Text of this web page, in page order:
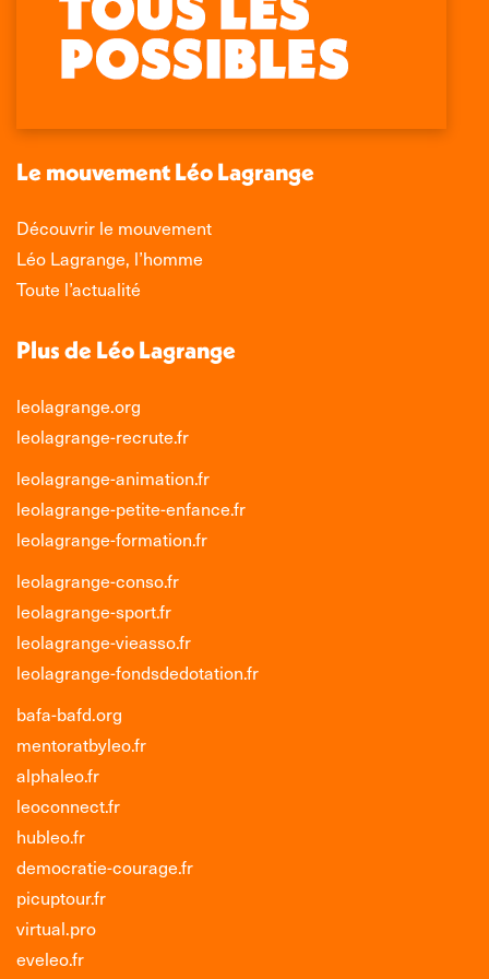
Facebook
s'ouvre
une
fenêtre
page
X
s'ouvre
une
fenêtre
page
LinkedIn
s'ouvre
une
fenêtre
page
Instagram
s'ouvre
une
nouvelle
fenêtre
Le mouvement Léo Lagrange
Découvrir le mouvement
Léo Lagrange, l’homme
Toute l’actualité
Plus de Léo Lagrange
leolagrange.org
leolagrange-recrute.fr
leolagrange-animation.fr
leolagrange-petite-enfance.fr
leolagrange-formation.fr
leolagrange-conso.fr
leolagrange-sport.fr
leolagrange-vieasso.fr
leolagrange-fondsdedotation.fr
bafa-bafd.org
mentoratbyleo.fr
alphaleo.fr
leoconnect.fr
hubleo.fr
democratie-courage.fr
picuptour.fr
virtual.pro
eveleo.fr